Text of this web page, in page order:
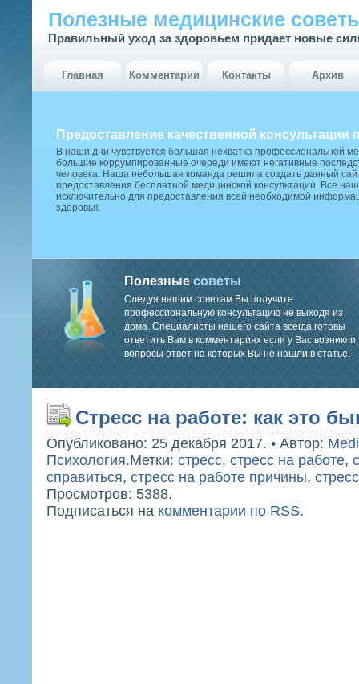
Полезные медицинские
Правильный уход за здоровьем придает новые
Главная Комментарии Контакты Архив
Предоставление качественной консультации
В наши дни чувствуется большая нехватка профессиональной
большие коррумпированные очереди имеют негативные
человека. Наша небольшая команда решила создать данный
предоставления бесплатной медицинской консультации. Все
исключительно для предоставления всей необходимой
здоровья.
Полезныесоветы
Следуя нашим советам Вы получите
профессиональную консультацию не выходя из
дома. Специалисты нашего сайта всегда готовы
ответить Вам в комментариях если у Вас возникли
вопросы ответ на которых Вы не нашли в статье.
Стресс на работе: как это
Опубликовано: 25 декабря 2017. • Автор:
Психология.Метки: стресс, стресс на работе,
справиться, стресс на работе причины,
Просмотров: 5388.
Подписаться на комментарии по RSS.